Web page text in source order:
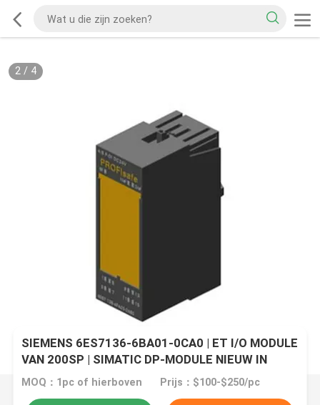
2/ 4
SIEMENS 6ES7136-6BA01-0CA0 | ET I/O MODULE
VAN 200SP | SIMATIC DP-MODULE NIEUW IN
VOORRAAD
MOQ：1pc of hierboven Prijs：$100-$250/pc